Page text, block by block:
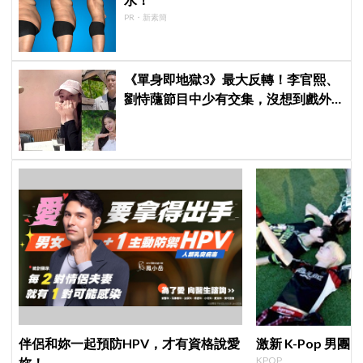
PR・新素簡
《單身即地獄3》最大反轉！李官熙、
劉恃蘟節目中少有交集，沒想到戲外
伴侶和妳一起預防HPV，才有資格說愛
激新 K-Pop 男團
KPOP